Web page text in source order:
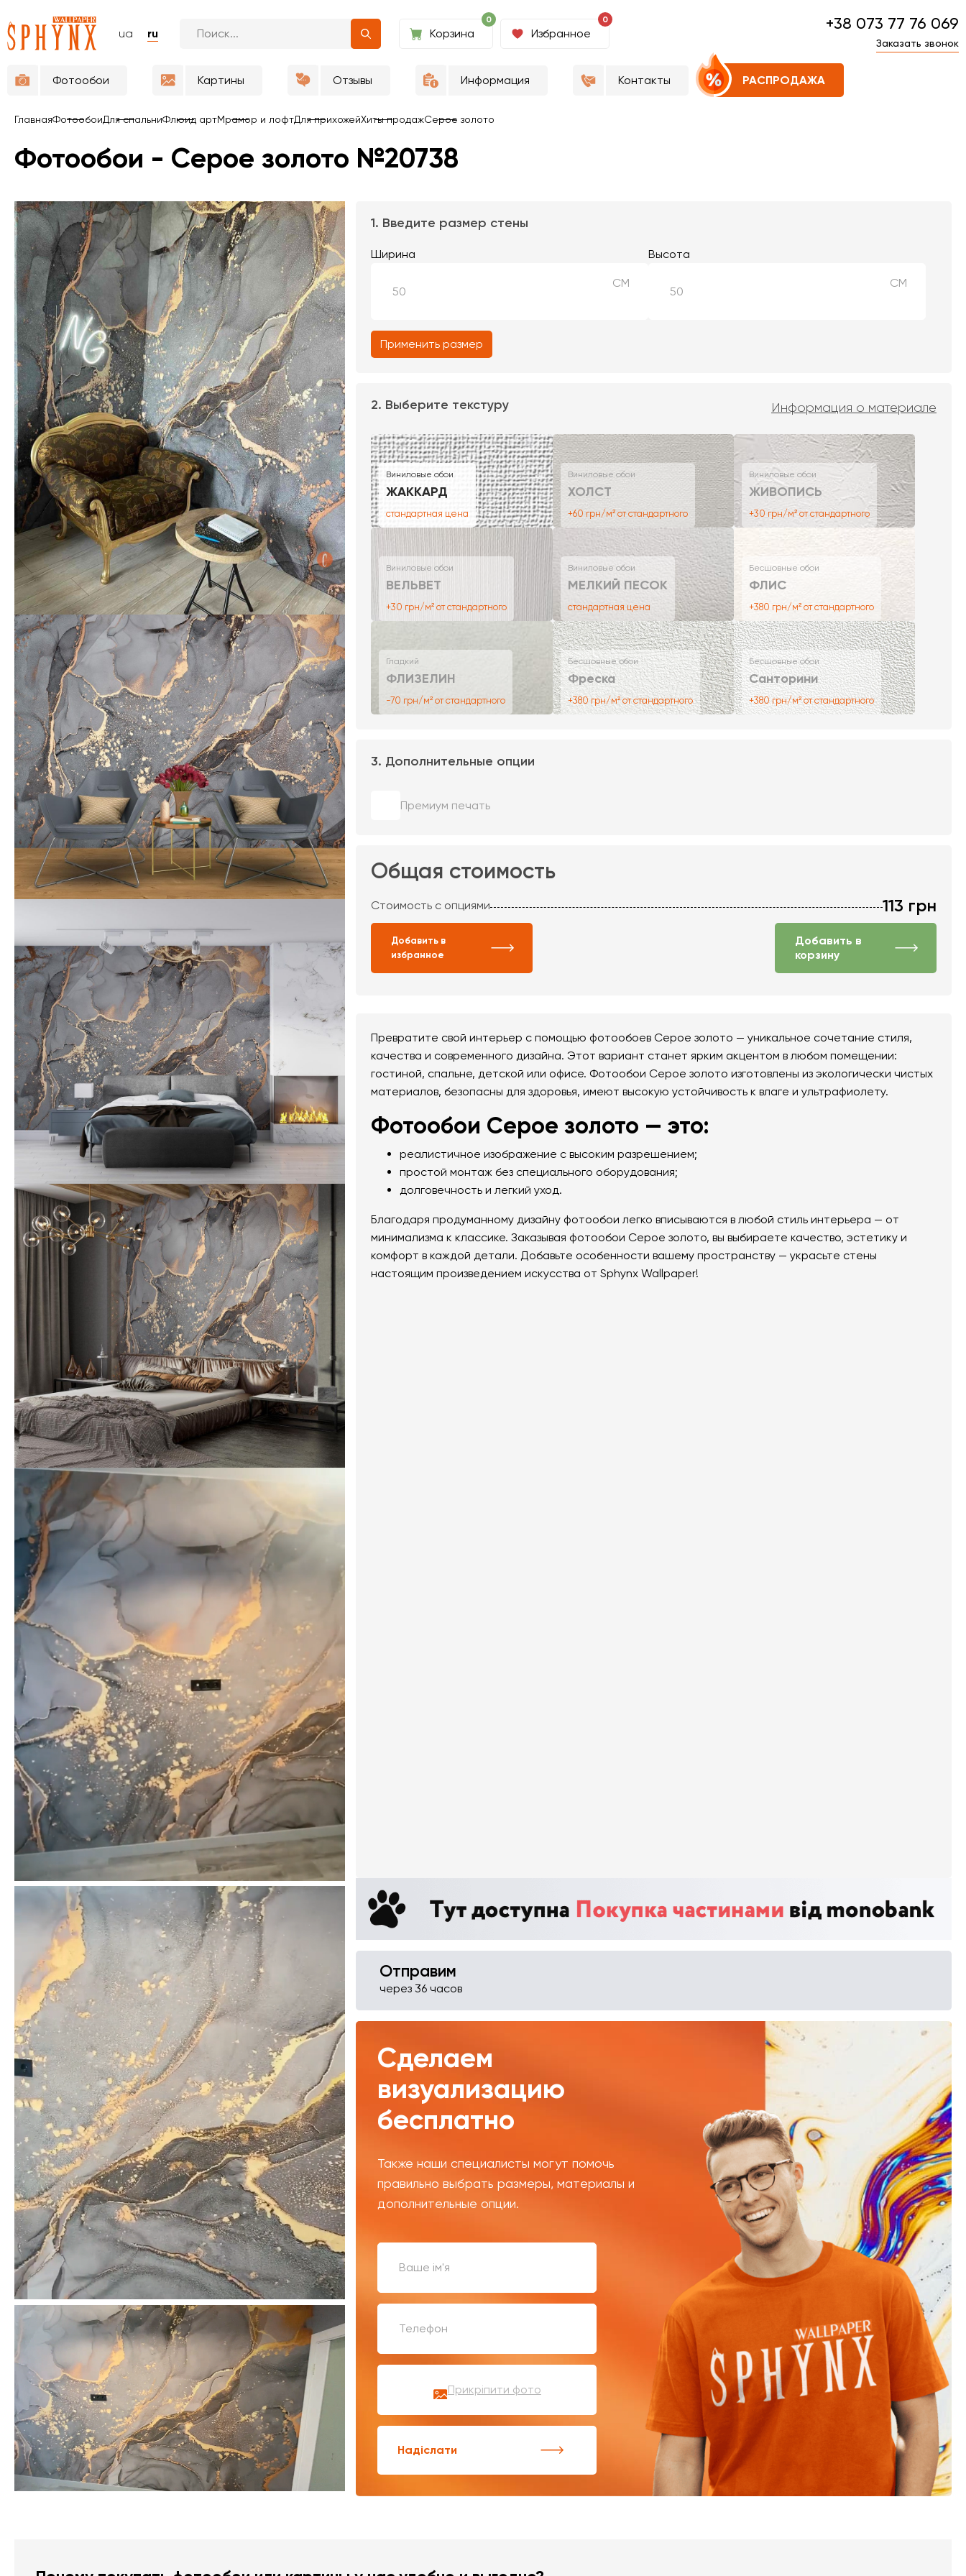
ua ru
0
Корзина
0
Избранное
+38 073 77 76 069
Заказать звонок
Фотообои Картины Отзывы Информация Контакты РАСПРОДАЖА
ГлавнаяФотообоиДля спальниФлюид артМрамор и лофтДля прихожейХиты продажСерое золото
Фотообои - Серое золото №20738
1. Введите размер стены
Ширина
СМ
Высота
СМ
Применить размер
2. Выберите текстуру Информация о материале
Виниловые обои
ЖАККАРД
стандартная цена
Виниловые обои
ХОЛСТ
+60 грн/м² от стандартного
Виниловые обои
ЖИВОПИСЬ
+30 грн/м² от стандартного
Виниловые обои
ВЕЛЬВЕТ
+30 грн/м² от стандартного
Виниловые обои
МЕЛКИЙ ПЕСОК
стандартная цена
Бесшовные обои
ФЛИС
+380 грн/м² от стандартного
Гладкий
ФЛИЗЕЛИН
-70 грн/м² от стандартного
Бесшовные обои
Фреска
+380 грн/м² от стандартного
Бесшовные обои
Санторини
+380 грн/м² от стандартного
3. Дополнительные опции
Премиум печать
Общая стоимость
Стоимость с опциями 113 грн
Добавить в
избранное
Добавить в
корзину
Превратите свой интерьер с помощью фотообоев Серое золото — уникальное сочетание стиля,
качества и современного дизайна. Этот вариант станет ярким акцентом в любом помещении:
гостиной, спальне, детской или офисе. Фотообои Серое золото изготовлены из экологически чистых
материалов, безопасны для здоровья, имеют высокую устойчивость к влаге и ультрафиолету.
Фотообои Серое золото — это:
реалистичное изображение с высоким разрешением;
простой монтаж без специального оборудования;
долговечность и легкий уход.
Благодаря продуманному дизайну фотообои легко вписываются в любой стиль интерьера — от
минимализма к классике. Заказывая фотообои Серое золото, вы выбираете качество, эстетику и
комфорт в каждой детали. Добавьте особенности вашему пространству — украсьте стены
настоящим произведением искусства от Sphynx Wallpaper!
Отправим
через 36 часов
Сделаем
визуализацию
бесплатно
Также наши специалисты могут помочь
правильно выбрать размеры, материалы и
дополнительные опции.
Прикріпити фото
Надіслати